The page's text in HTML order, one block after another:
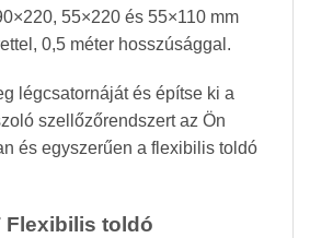
55×220 és 55×110 mm
0,5 méter hosszúsággal.
légcsatornáját és építse ki a
szellőzőrendszert az Ön
és egyszerűen a flexibilis toldó
Flexibilis toldó